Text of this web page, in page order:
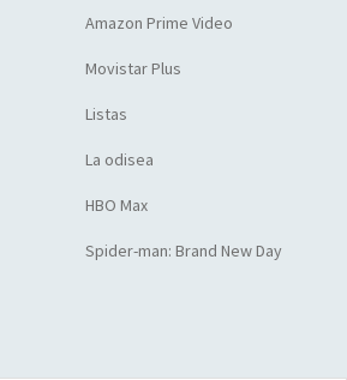
Amazon Prime Video
Movistar Plus
Listas
La odisea
HBO Max
Spider-man: Brand New Day